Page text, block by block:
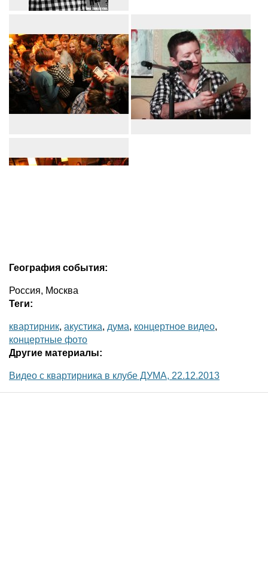
География события:
Россия, Москва
Теги:
квартирник, акустика, дума, концертное видео,
концертные фото
Другие материалы:
Видео с квартирника в клубе ДУМА, 22.12.2013